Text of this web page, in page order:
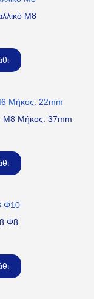
M8
M8 Μήκος: 37mm
Φ8